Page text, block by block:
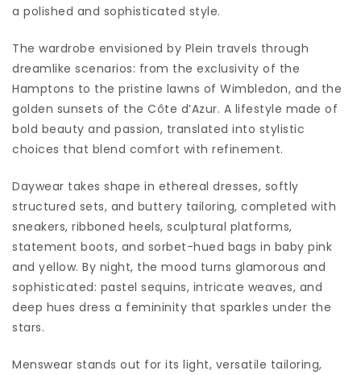
a polished and sophisticated style.
The wardrobe envisioned by Plein travels through
dreamlike scenarios: from the exclusivity of the
Hamptons to the pristine lawns of Wimbledon, and the
golden sunsets of the Côte d’Azur. A lifestyle made of
bold beauty and passion, translated into stylistic
choices that blend comfort with refinement.
Daywear takes shape in ethereal dresses, softly
structured sets, and buttery tailoring, completed with
sneakers, ribboned heels, sculptural platforms,
statement boots, and sorbet-hued bags in baby pink
and yellow. By night, the mood turns glamorous and
sophisticated: pastel sequins, intricate weaves, and
deep hues dress a femininity that sparkles under the
stars.
Menswear stands out for its light, versatile tailoring,